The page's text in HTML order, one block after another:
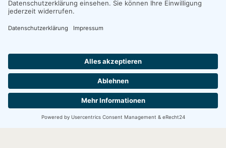
info@huellmann-design.de